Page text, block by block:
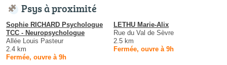
Psys à proximité
Sophie RICHARD Psychologue
TCC - Neuropsychologue
Allée Louis Pasteur
2.4 km
Fermée, ouvre à 9h
LETHU Marie-Alix
Rue du Val de Sèvre
2.5 km
Fermée, ouvre à 9h